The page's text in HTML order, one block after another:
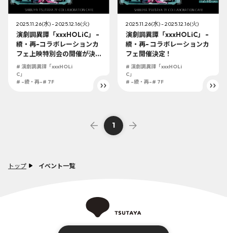
トップ イベント一覧
2025.11.26(水) - 2025.12.16(火)
演劇調異譚「xxxHOLiC」 -
續・再-コラボレーションカ
フェ上映特別会の開催が決
定！
# 演劇調異譚「xxxHOLi
C」
# -續・再-# 7F
2025.11.26(水) - 2025.12.16(火)
演劇調異譚「xxxHOLiC」 -
續・再- コラボレーションカ
フェ開催決定！
# 演劇調異譚「xxxHOLi
C」
# -續・再-# 7F
1